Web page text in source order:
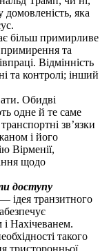
яка
більш примирливе
та
Відмінність
та контролі; інший
Обидві
одне й те саме
зв’язки
і його
Вірменії,
щодо
доступу
ідея транзитного
Нахічеванем.
такого
тристоронньої